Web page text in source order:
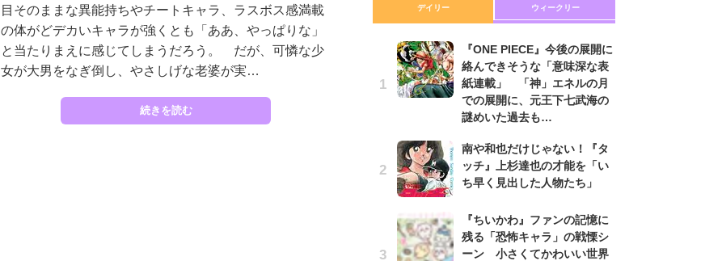
目そのままな異能持ちやチートキャラ、ラスボス感満載
の体がどデカいキャラが強くとも「ああ、やっぱりな」
と当たりまえに感じてしまうだろう。 だが、可憐な少
女が大男をなぎ倒し、やさしげな老婆が実…
続きを読む
デイリー ウィークリー
『ONE PIECE』今後の展開に
絡んできそうな「意味深な表
紙連載」 「神」エネルの月
での展開に、元王下七武海の
謎めいた過去も…
南や和也だけじゃない！『タ
ッチ』上杉達也の才能を「い
ち早く見出した人物たち」
『ちいかわ』ファンの記憶に
残る「恐怖キャラ」の戦慄シ
ーン 小さくてかわいい世界